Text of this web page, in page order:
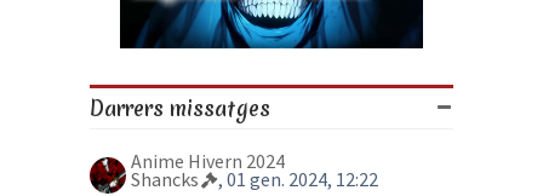
Darrers missatges
Anime Hivern 2024
Shancks
, 01 gen. 2024, 12:22